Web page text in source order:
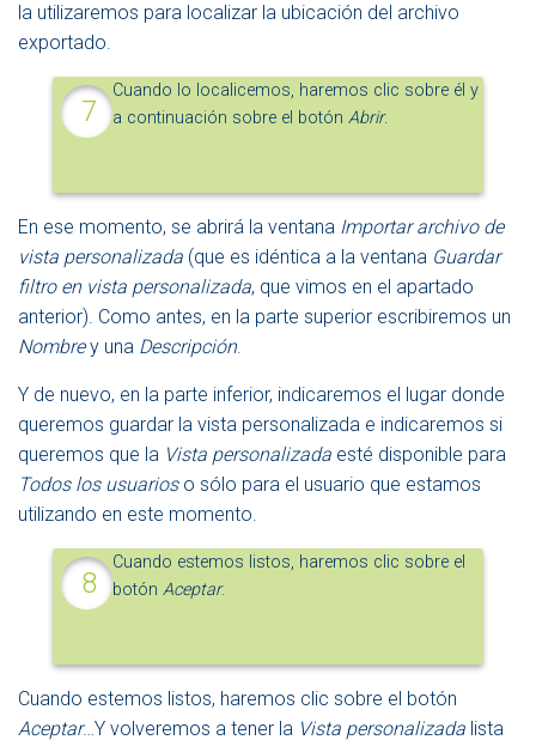
la utilizaremos para localizar la ubicación del archivo
exportado.
Cuando lo localicemos, haremos clic sobre él y
a continuación sobre el botónAbrir.
En ese momento, se abrirá la ventana Importar archivo de
vista personalizada (que es idéntica a la ventana Guardar
filtro en vista personalizada, que vimos en el apartado
anterior). Como antes, en la parte superior escribiremos un
Nombrey una Descripción.
Y de nuevo, en la parte inferior, indicaremos el lugar donde
queremos guardar la vista personalizada e indicaremos si
queremos que la Vista personalizada esté disponible para
Todos los usuarioso sólo para el usuario que estamos
utilizando en este momento.
Cuando estemos listos, haremos clic sobre el
botónAceptar.
Cuando estemos listos, haremos clic sobre el botón
Aceptar…Y volveremos a tener la Vista personalizada lista